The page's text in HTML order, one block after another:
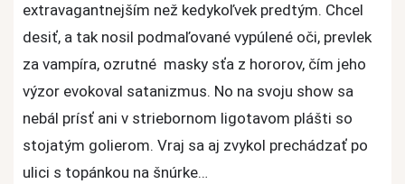
extravagantnejším než kedykoľvek predtým. Chcel
desiť, a tak nosil podmaľované vypúlené oči, prevlek
za vampíra, ozrutné masky sťa z hororov, čím jeho
výzor evokoval satanizmus. No na svoju show sa
nebál prísť ani v striebornom ligotavom plášti so
stojatým golierom. Vraj sa aj zvykol prechádzať po
ulici s topánkou na šnúrke…